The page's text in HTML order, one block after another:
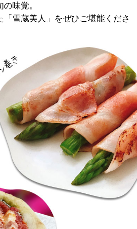
味覚。
雪蔵美人」をぜひご堪能くださ